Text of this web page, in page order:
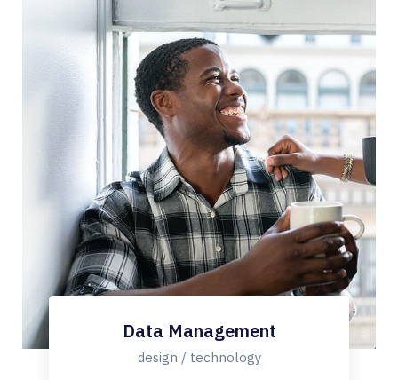
Data Management
design / technology